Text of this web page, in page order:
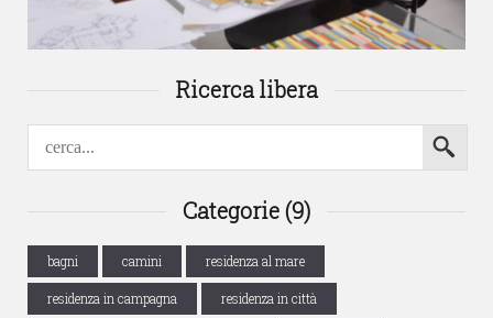
Ricerca libera
Categorie (9)
bagni camini residenza al mare
residenza in campagna residenza in città